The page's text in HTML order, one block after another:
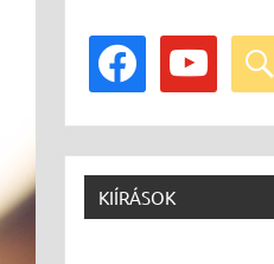
facebook youtube search
KIÍRÁSOK